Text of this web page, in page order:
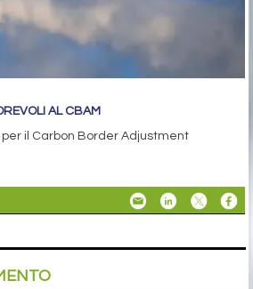
AL CBAM
il Carbon Border Adjustment